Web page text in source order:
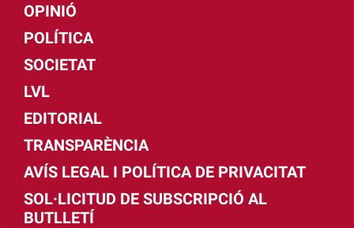
OPINIÓ
POLÍTICA
SOCIETAT
LVL
EDITORIAL
TRANSPARÈNCIA
AVÍS LEGAL I POLÍTICA DE PRIVACITAT
SOL·LICITUD DE SUBSCRIPCIÓ AL
BUTLLETÍ